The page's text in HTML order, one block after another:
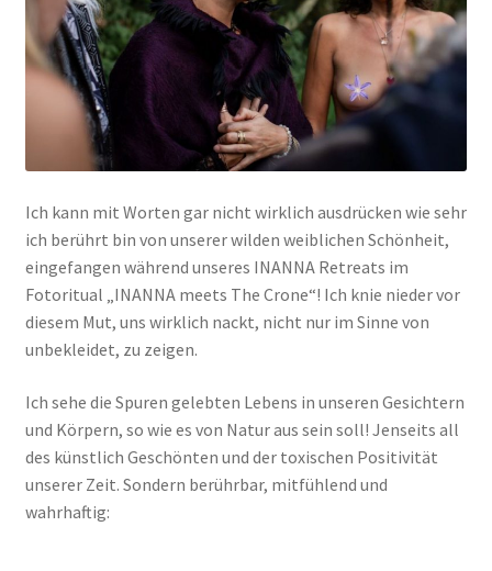
Ich kann mit Worten gar nicht wirklich ausdrücken wie sehr
ich berührt bin von unserer wilden weiblichen Schönheit,
eingefangen während unseres INANNA Retreats im
Fotoritual „INANNA meets The Crone“! Ich knie nieder vor
diesem Mut, uns wirklich nackt, nicht nur im Sinne von
unbekleidet, zu zeigen.
Ich sehe die Spuren gelebten Lebens in unseren Gesichtern
und Körpern, so wie es von Natur aus sein soll! Jenseits all
des künstlich Geschönten und der toxischen Positivität
unserer Zeit. Sondern berührbar, mitfühlend und
wahrhaftig: